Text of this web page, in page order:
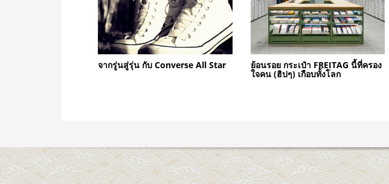
จากรู่นสู่รุ่น กับ Converse All Star ย้อนรอย กระเป๋า FREITAG นี้ที่ครอง
ใจคน (ฮิปๆ) เกือบทั้งโลก